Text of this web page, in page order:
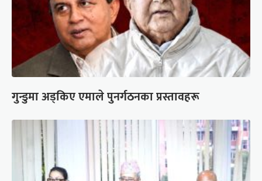
गुन्डुमा अड्किए एमाले पुनर्गठनका प्रस्तावहरू